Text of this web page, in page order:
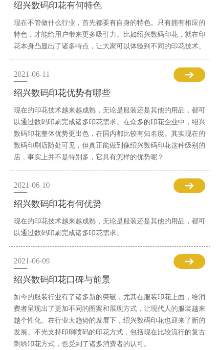
绍兴数码印花有何特色
现在不管做什么行业，首先都要有自身的特色。只有拥有相应的
特色，才能给用户带来更多吸引力。比如绍兴数码印花，就在印
花本身凸显出了诸多特点，让大家可以体验到不同的印花技术。
2021-06-11
绍兴数码印花优势有哪些
现在的印花技术越来越成熟，无论是服装还是其他的用品，都可
以通过数码印刷完成诸多印花需求。在众多的印花企业中，绍兴
数码印花整体优势更出色，在国内都比较有知名度。其实现在的
数码印刷店随处可见，但真正能做到像绍兴数码印花这种级别的
店，事实上并不是特别多，它具有怎样的优势呢？
2021-06-10
绍兴数码印花有何优势
现在的印花技术越来越成熟，无论是服装还是其他的用品，都可
以通过数码印刷完成诸多印花需求。
2021-06-09
绍兴数码印花口碑与前景
如今的服装行业有了诸多新的突破，尤其在服装印花上面，给消
费者呈现出了更加不同的图案和展现方式，让现代人的服装越来
越个性化。在行业大趋势的发展下，绍兴数码印花也迎来了新的
发展。不光支持印刷喷码的印花方式，包括现在比较流行的复古
刺绣印花方式，也受到了诸多消费者的认可。